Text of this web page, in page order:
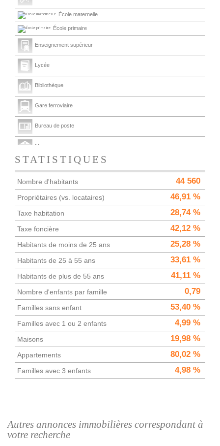
École maternelle
École primaire
Enseignement supérieur
Lycée
Bibliothèque
Gare ferroviaire
Bureau de poste
Mairie
STATISTIQUES
Nombre d'habitants 44 560
Propriétaires (vs. locataires) 46,91 %
Taxe habitation 28,74 %
Taxe foncière 42,12 %
Habitants de moins de 25 ans 25,28 %
Habitants de 25 à 55 ans 33,61 %
Habitants de plus de 55 ans 41,11 %
Nombre d'enfants par famille 0,79
Familles sans enfant 53,40 %
Familles avec 1 ou 2 enfants 4,99 %
Maisons 19,98 %
Appartements 80,02 %
Familles avec 3 enfants 4,98 %
autres annonces immobilières correspondant à
votre recherche